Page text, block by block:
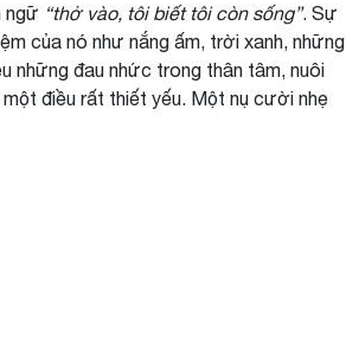
ngữ “thở vào, tôi biết tôi còn sống”. Sự
của nó như nắng ấm, trời xanh, những
những đau nhức trong thân tâm, nuôi
điều rất thiết yếu. Một nụ cười nhẹ